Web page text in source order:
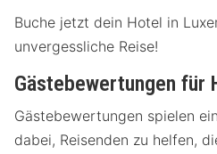
Buche jetzt dein Hotel in
unvergessliche Reise!
Gästebewertungen für
Gästebewertungen spielen
dabei, Reisenden zu helfen,